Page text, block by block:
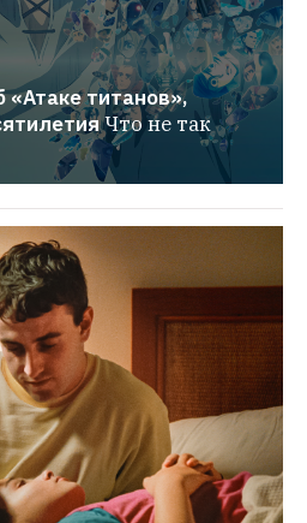
«Атаке титанов»,
Что не так